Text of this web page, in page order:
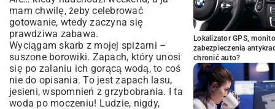
mam chwilę, żeby celebrować
gotowanie, wtedy zaczyna się
prawdziwa zabawa.
Wyciągam skarb z mojej spiżarni –
suszone borowiki. Zapach, który unosi
się po zalaniu ich gorącą wodą, to coś
nie do opisania. To jest zapach lasu,
jesieni, wspomnień z grzybobrania. I ta
woda po moczeniu! Ludzie, nigdy,
Lokalizator GPS,
zabezpieczenia
chronić auto?